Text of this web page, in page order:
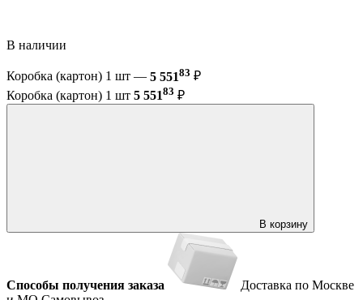
В наличии
Коробка (картон) 1 шт — 5 55183 ₽
Коробка (картон) 1 шт 5 55183 ₽
В корзину
Способы получения заказа
Доставка по Москве